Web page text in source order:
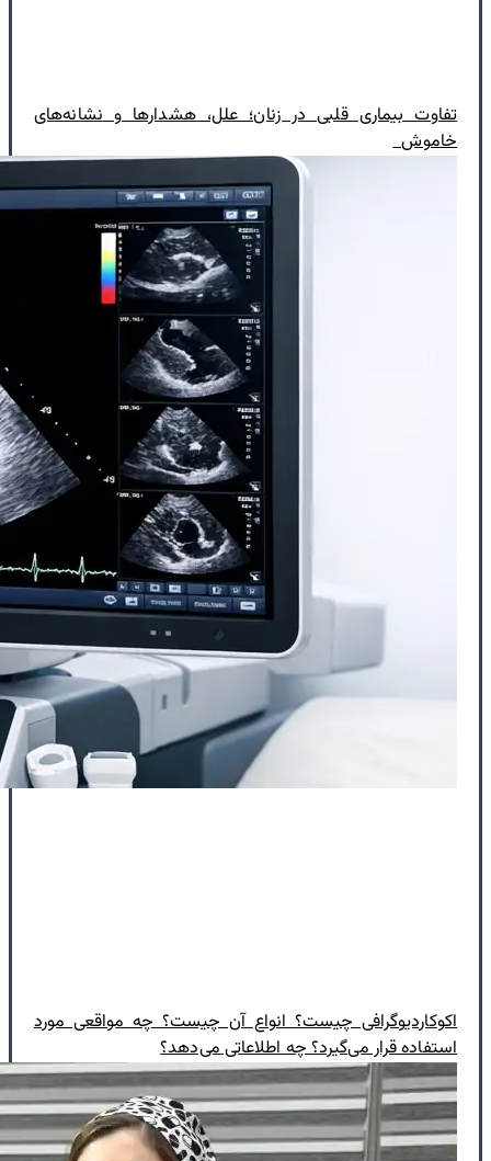
تفاوت بیماری قلبی در زنان؛ علل، هشدارها و نشانه‌های
خاموش
اکوکاردیوگرافی چیست؟ انواع آن چیست؟ چه مواقعی مورد
استفاده قرار می‌گیرد؟ چه اطلاعاتی می‌دهد؟